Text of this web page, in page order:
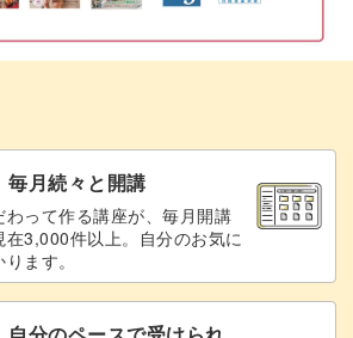
毎月続々と開講
って作る講座が、毎月開講
3,000件以上。自分のお気に
ます。